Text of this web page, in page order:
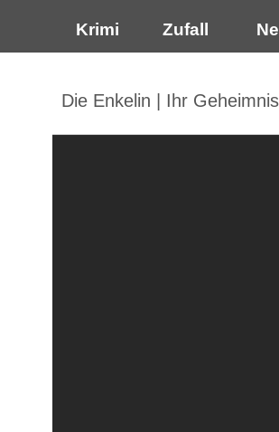
Krimi Zufall
Die Enkelin | Ihr